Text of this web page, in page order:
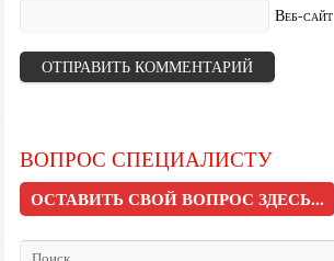
Веб-сайт
ВОПРОС СПЕЦИАЛИСТУ
ОСТАВИТЬ СВОЙ ВОПРОС ЗДЕСЬ...